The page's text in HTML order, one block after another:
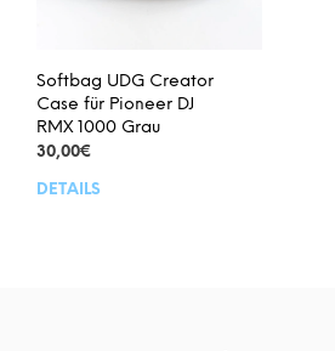
Softbag UDG Creator
Case für Pioneer DJ
RMX 1000 Grau
30,00€
DETAILS